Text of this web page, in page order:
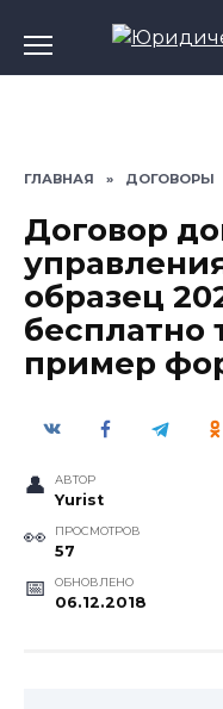
содержанию
ГЛАВНАЯ » ДОГОВОРЫ
Договор
образец
бесплатно
пример
АВТОР
Yurist
ПРОСМОТРОВ
57
ОБНОВЛЕНО
06.12.2018